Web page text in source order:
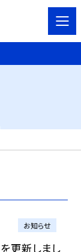
お知らせ
更新しまし